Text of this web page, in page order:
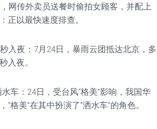
网传外卖员送餐时偷拍女顾客，并配上
正以最快速度排查。
入夜：7月24日，暴雨云团抵达北京，多
入夜。
车：24日，受台风“格美”影响，我国华
格美”在其中扮演了“洒水车”的角色。